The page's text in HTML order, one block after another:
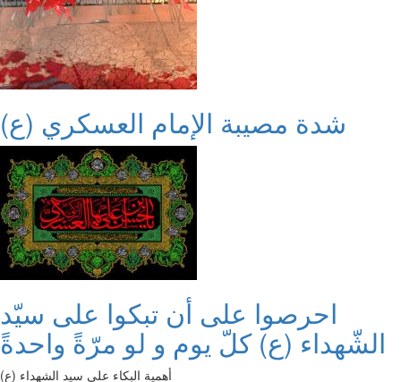
شدة مصيبة الإمام العسكري (ع)
احرصوا على أن تبكوا على سيّد
الشّهداء (ع) كلّ يوم و لو مرّةً واحدةً
أهمية البكاء على سيد الشهداء (ع)